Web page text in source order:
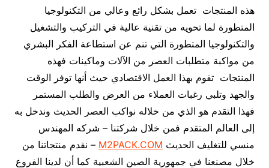
هذه المنتجات تعمل بشكل رائع وعالي من التكنولوجيا
المتطورة لما تحويه من تقنية عالية في التركيب والتشغيل
والتكنولوجيا المتطورة التي تنم عن استطاعة الفكر البشري
من مواكبة متطلبات العصر من الآلات وماكينات فهذه
المنتجات تقوم بهذا العمل الاقتصادي حيث أنها توفر الوقت
والجهد وتلبي رغبات العملاء من العرض والطلب المستمر
فهذا التقدم هو الذي من خلاله نواكب العصر الحديث وندخل به
إلى العالم المتقدم فمن خلال شركتنا – شركه المهندس
منسي للتغليف الحديث M2PACK.COM – نقدم منتجاتنا من
خلال مصنعنا في جمهورية الصين الشعبية كما أن لدينا الفروع